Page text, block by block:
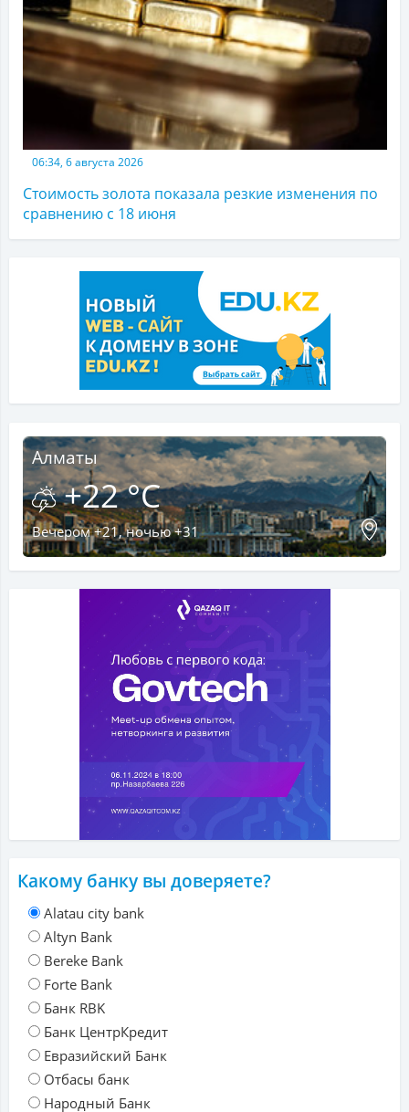
06:34, 6 августа 2026
Стоимость золота показала резкие изменения по
сравнению с 18 июня
Алматы
+22 °C
Вечером +21, ночью +31
Какому банку вы доверяете?
Alatau city bank
Altyn Bank
Bereke Bank
Forte Bank
Банк RBK
Банк ЦентрКредит
Евразийский Банк
Отбасы банк
Народный Банк